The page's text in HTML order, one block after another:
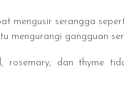
mengusir serangga
mengurangi gangguan
rosemary, dan thyme